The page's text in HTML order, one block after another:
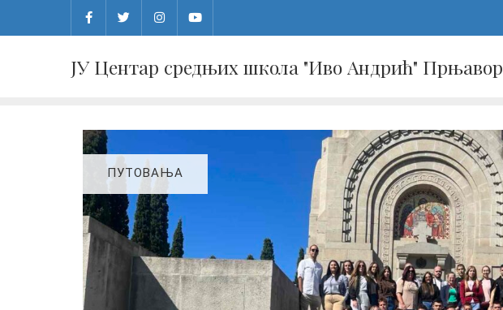
ЈУ Центар средњих школа "Иво Андрић" Прњавор
ПУТОВАЊА